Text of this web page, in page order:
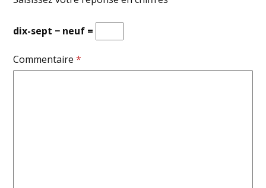
dix-sept − neuf =
Commentaire*